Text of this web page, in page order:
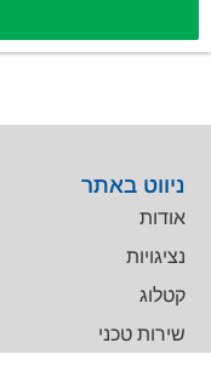
ניווט באתר
אודות
נציגויות
קטלוג
שירות טכני